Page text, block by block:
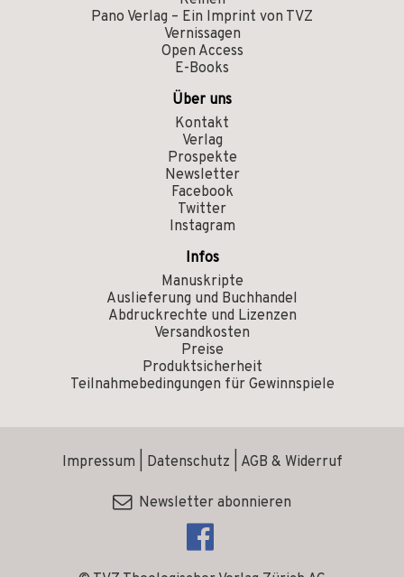
Pano Verlag – Ein Imprint von TVZ
Vernissagen
Open Access
E-Books
Über uns
Kontakt
Verlag
Prospekte
Newsletter
Facebook
Twitter
Instagram
Infos
Manuskripte
Auslieferung und Buchhandel
Abdruckrechte und Lizenzen
Versandkosten
Preise
Produktsicherheit
Teilnahmebedingungen für Gewinnspiele
Impressum Datenschutz AGB & Widerruf
Newsletter abonnieren